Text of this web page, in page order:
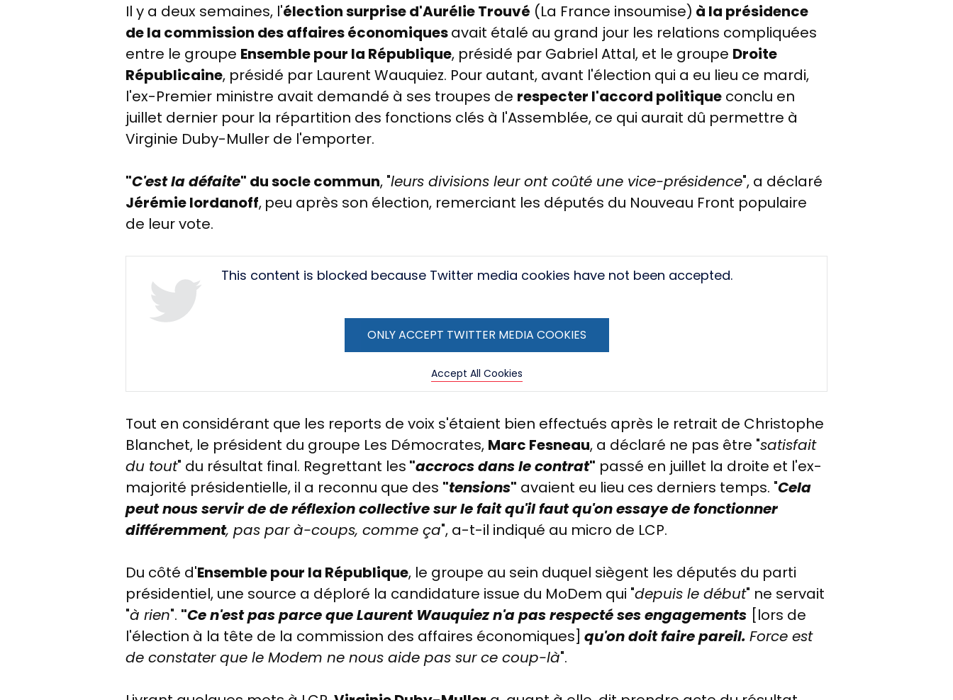
Il y a deux semaines, l'élection surprise d'Aurélie Trouvé (La France insoumise) à la présidence
de la commission des affaires économiquesavait étalé au grand jour les relations compliquées
entre le groupe Ensemble pour la République, présidé par Gabriel Attal, et le groupe Droite
Républicaine, présidé par Laurent Wauquiez. Pour autant, avant l'élection qui a eu lieu ce mardi,
l'ex-Premier ministre avait demandé à ses troupes de respecter l'accord politique conclu en
juillet dernier pour la répartition des fonctions clés à l'Assemblée, ce qui aurait dû permettre à
Virginie Duby-Muller de l'emporter.
"C'est la défaite" du socle commun, "leurs divisions leur ont coûté une vice-présidence", a déclaré
Jérémie Iordanoff, peu après son élection, remerciant les députés du Nouveau Front populaire
de leur vote.
This content is blocked because Twitter media cookies have not been accepted.
ONLY ACCEPT TWITTER MEDIA COOKIES
Accept All Cookies
Tout en considérant que les reports de voix s'étaient bien effectués après le retrait de Christophe
Blanchet, le président du groupe Les Démocrates, Marc Fesneau, a déclaré ne pas être "satisfait
du tout" du résultat final. Regrettant les "accrocs dans le contrat" passé en juillet la droite et l'ex-
majorité présidentielle, il a reconnu que des "tensions" avaient eu lieu ces derniers temps. "Cela
peut nous servir de de réflexion collective sur le fait qu'il faut qu'on essaye de fonctionner
différemment, pas par à-coups, comme ça", a-t-il indiqué au micro de LCP.
Du côté d'Ensemble pour la République, le groupe au sein duquel siègent les députés du parti
présidentiel, une source a déploré la candidature issue du MoDem qui "depuis le début" ne servait
"à rien". "Ce n'est pas parce que Laurent Wauquiez n'a pas respecté ses engagements [lors de
l'élection à la tête de la commission des affaires économiques] qu'on doit faire pareil. Force est
de constater que le Modem ne nous aide pas sur ce coup-là".